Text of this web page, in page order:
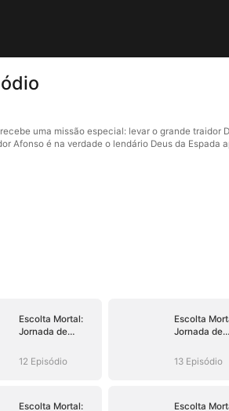
uma missão especial: levar o grande
Afonso é na verdade o lendário Deus da
Escolta Mortal:
Jornada de
12 Episódio
Escolta
Jornada de
13 Episódio
Escolta Mortal:
Escolta